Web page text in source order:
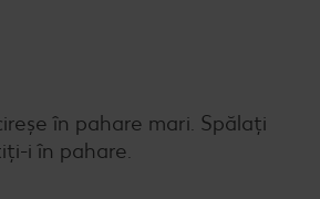
în pahare mari. Spălaţi
i în pahare.